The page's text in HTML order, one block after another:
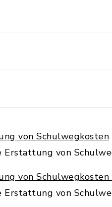
von Schulwegkosten
Erstattung von
von
Erstattung von